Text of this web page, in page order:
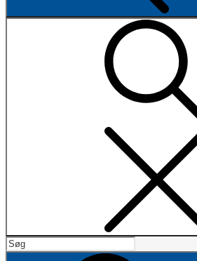
Search
for: